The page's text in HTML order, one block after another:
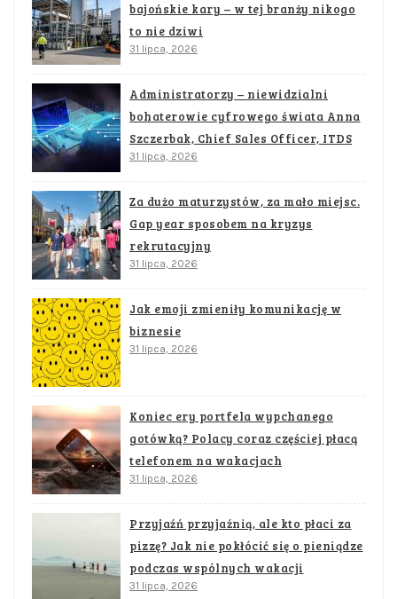
bajońskie kary – w tej branży nikogo
to nie dziwi
31 lipca, 2026
Administratorzy – niewidzialni
bohaterowie cyfrowego świata Anna
Szczerbak, Chief Sales Officer, ITDS
31 lipca, 2026
Za dużo maturzystów, za mało miejsc.
Gap year sposobem na kryzys
rekrutacyjny
31 lipca, 2026
Jak emoji zmieniły komunikację w
biznesie
31 lipca, 2026
Koniec ery portfela wypchanego
gotówką? Polacy coraz częściej płacą
telefonem na wakacjach
31 lipca, 2026
Przyjaźń przyjaźnią, ale kto płaci za
pizzę? Jak nie pokłócić się o pieniądze
podczas wspólnych wakacji
31 lipca, 2026